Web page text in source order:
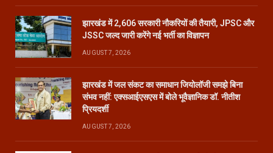
झारखंड में 2,606 सरकारी नौकरियों की तैयारी, JPSC और
JSSC जल्द जारी करेंगे नई भर्ती का विज्ञापन
AUGUST 7, 2026
झारखंड में जल संकट का समाधान जियोलॉजी समझे बिना
संभव नहीं: एक्सआईएसएस में बोले भूवैज्ञानिक डॉ. नीतीश
प्रियदर्शी
AUGUST 7, 2026